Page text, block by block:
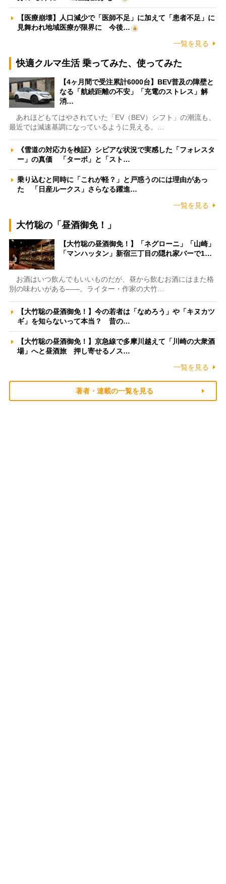
【医療崩壊】人口減少で「医師不足」に加えて「患者不足」に
見舞われ地域医療が限界に 今後…
一覧を見る
快適クルマ生活 乗ってみた、使ってみた
【4ヶ月間で受注累計6000台】BEV普及の障壁と
なる「航続距離の不安」「充電のストレス」解
消…
あれほどもてはやされていた「EV（BEV）シフト」の潮流も、
最近では減速基調になっているように見える。…
《雪道の対応力を検証》シビアな状況で実感した「フォレスタ
ー」の真価 「ターボ」と「スト…
乗り込むと同時に「これが軽？」と戸惑うのには理由があっ
た 「日産ルークス」さらなる躍進…
一覧を見る
大竹聡の「昼酒御免！」
【大竹聡の昼酒御免！】「ネグローニ」「山崎」
「マンハッタン」新宿三丁目の隠れ家バーで1…
お酒はいつ飲んでもいいものだが、昼から飲むお酒にはまた格
別の味わいがある――。ライター・作家の大竹…
【大竹聡の昼酒御免！】今の若者は「なめろう」や「キヌカツ
ギ」を知らないって本当？ 昔の…
【大竹聡の昼酒御免！】京急線で多摩川越えて「川崎の大衆酒
場」へと昼酒旅 押し寄せるノス…
一覧を見る
著者・連載の一覧を見る